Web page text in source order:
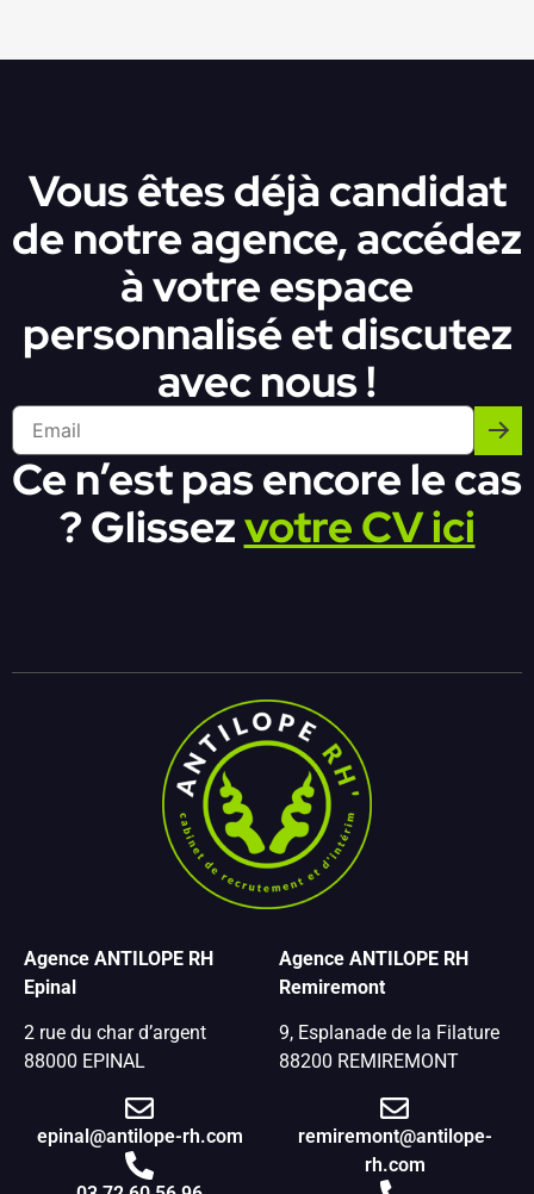
Vous êtes déjà candidat
de notre agence, accédez
à votre espace
personnalisé et discutez
avec nous !
Ce n’est pas encore le cas
? Glissezvotre CV ici
Agence ANTILOPE RH
Epinal
2 rue du char d’argent
88000 EPINAL
epinal@antilope-rh.com
Agence ANTILOPE RH
Remiremont
9, Esplanade de la Filature
88200 REMIREMONT
remiremont@antilope-
rh.com